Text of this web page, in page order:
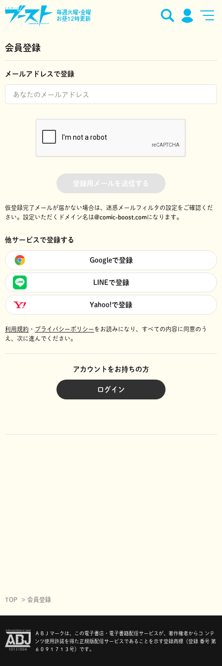
毎週火曜•金曜
お昼12時更新
会員登録
メールアドレスで登録
登録用メールを送信する
仮登録完了メールが届かない場合は、迷惑メールフィルタの設定をご確認くだ
さい。 設定いただくドメイン名は@comic-boost.comになります。
他サービスで登録する
Googleで登録
LINEで登録
Yahoo!で登録
利用規約 ・ プライバシーポリシーをお読みになり、 すべての内容に同意のう
え、次に進んでください。
アカウントをお持ちの方
ログイン
TOP 会員登録
ＡＢＪマークは、この電子書店・電子書籍配信サービスが、著作権者からコ ンテ
ンツ使用許諾を得た正規版配信サービスであることを示す登録商標（登録 番号 第
６０９１７１３号）です。